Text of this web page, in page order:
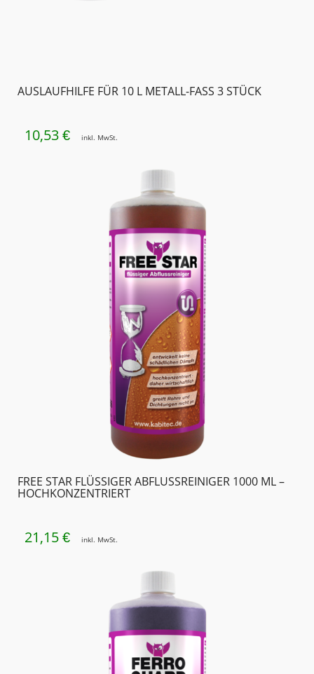
AUSLAUFHILFE FÜR 10 L METALL-FASS 3 STÜCK
10,53 € inkl. MwSt.
FREE STAR FLÜSSIGER ABFLUSSREINIGER 1000 ML –
HOCHKONZENTRIERT
21,15 € inkl. MwSt.